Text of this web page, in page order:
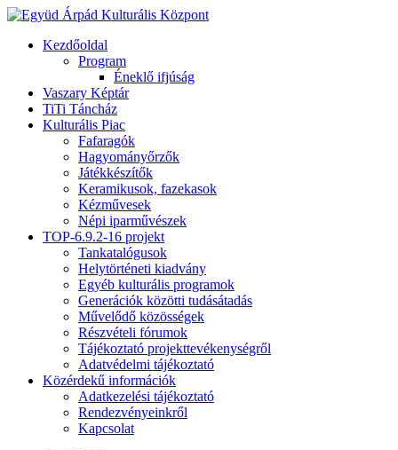
Kezdőoldal
Program
Éneklő ifjúság
Vaszary Képtár
TiTi Táncház
Kulturális Piac
Fafaragók
Hagyományőrzők
Játékkészítők
Keramikusok, fazekasok
Kézművesek
Népi iparművészek
TOP-6.9.2-16 projekt
Tankatalógusok
Helytörténeti kiadvány
Egyéb kulturális programok
Generációk közötti tudásátadás
Művelődő közösségek
Részvételi fórumok
Tájékoztató projekttevékenységről
Adatvédelmi tájékoztató
Közérdekű információk
Adatkezelési tájékoztató
Rendezvényeinkről
Kapcsolat